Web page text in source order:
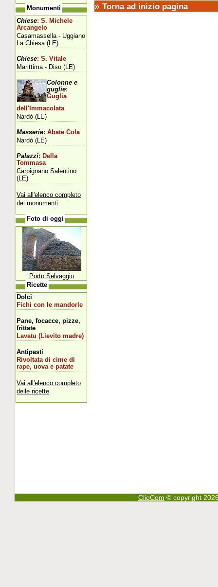
» Torna ad inizio pagina
Monumenti
Chiese: S. Michele
Arcangelo
Casamassella - Uggiano
La Chiesa (LE)
Chiese: S. Vitale
Marittima - Diso (LE)
Colonne e
guglie:
Guglia
dell'Immacolata
Nardò (LE)
Masserie: Abate Cola
Nardò (LE)
Palazzi: Della
Tommasa
Carpignano Salentino
(LE)
Vai all'elenco completo
dei monumenti
Foto di oggi
Porto Selvaggio
Ricette
Dolci
Fichi con le mandorle
Pane, focacce, pizze,
frittate
Lavatu (Lievito madre)
Antipasti
Rivoltata di cime di
rape, uova e patate
Vai all'elenco completo
delle ricette
ClioCom © copyright